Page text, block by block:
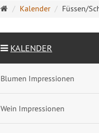
Startseite
Kalender Füssen/
KALENDER
Blumen Impressionen
Wein Impressionen